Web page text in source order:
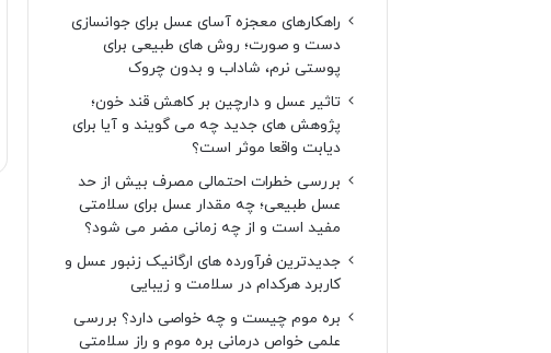
راهکارهای معجزه آسای عسل برای جوانسازی
دست و صورت؛ روش های طبیعی برای
پوستی نرم، شاداب و بدون چروک
تاثیر عسل و دارچین بر کاهش قند خون؛
پژوهش های جدید چه می گویند و آیا برای
دیابت واقعا موثر است؟
بررسی خطرات احتمالی مصرف بیش از حد
عسل طبیعی؛ چه مقدار عسل برای سلامتی
مفید است و از چه زمانی مضر می شود؟
جدیدترین فرآورده های ارگانیک زنبور عسل و
کاربرد هرکدام در سلامت و زیبایی
بره موم چیست و چه خواصی دارد؟ بررسی
علمی خواص درمانی بره موم و راز سلامتی